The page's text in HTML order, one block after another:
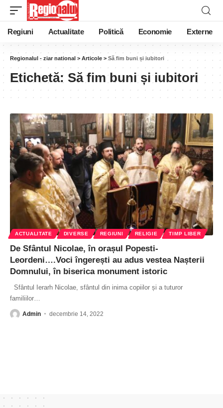
Regiuni Actualitate Politică Economie Externe
Regionalul - ziar national > Articole > Să fim buni și iubitori
Etichetă: Să fim buni și iubitori
ACTUALITATE DIVERSE REGIUNI RELIGIE TIMP LIBER
De Sfântul Nicolae, în orașul Popesti-
Leordeni….Voci îngerești au adus vestea Nașterii
Domnului, în biserica monument istoric
Sfântul Ierarh Nicolae, sfântul din inima copiilor și a tuturor
familiilor
Admin decembrie 14, 2022